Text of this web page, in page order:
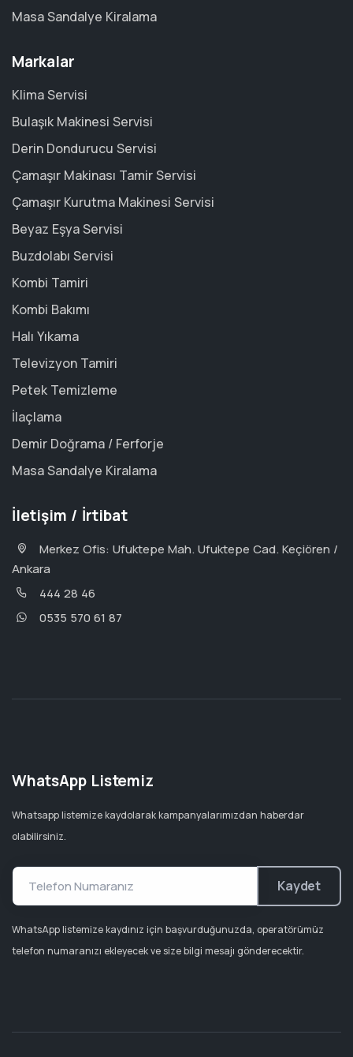
Masa Sandalye Kiralama
Markalar
Klima Servisi
Bulaşık Makinesi Servisi
Derin Dondurucu Servisi
Çamaşır Makinası Tamir Servisi
Çamaşır Kurutma Makinesi Servisi
Beyaz Eşya Servisi
Buzdolabı Servisi
Kombi Tamiri
Kombi Bakımı
Halı Yıkama
Televizyon Tamiri
Petek Temizleme
İlaçlama
Demir Doğrama / Ferforje
Masa Sandalye Kiralama
İletişim / İrtibat
Merkez Ofis: Ufuktepe Mah. Ufuktepe Cad. Keçiören /
Ankara
444 28 46
0535 570 61 87
WhatsApp Listemiz
Whatsapp listemize kaydolarak kampanyalarımızdan haberdar
olabilirsiniz.
Kaydet
WhatsApp listemize kaydınız için başvurduğunuzda, operatörümüz
telefon numaranızı ekleyecek ve size bilgi mesajı gönderecektir.